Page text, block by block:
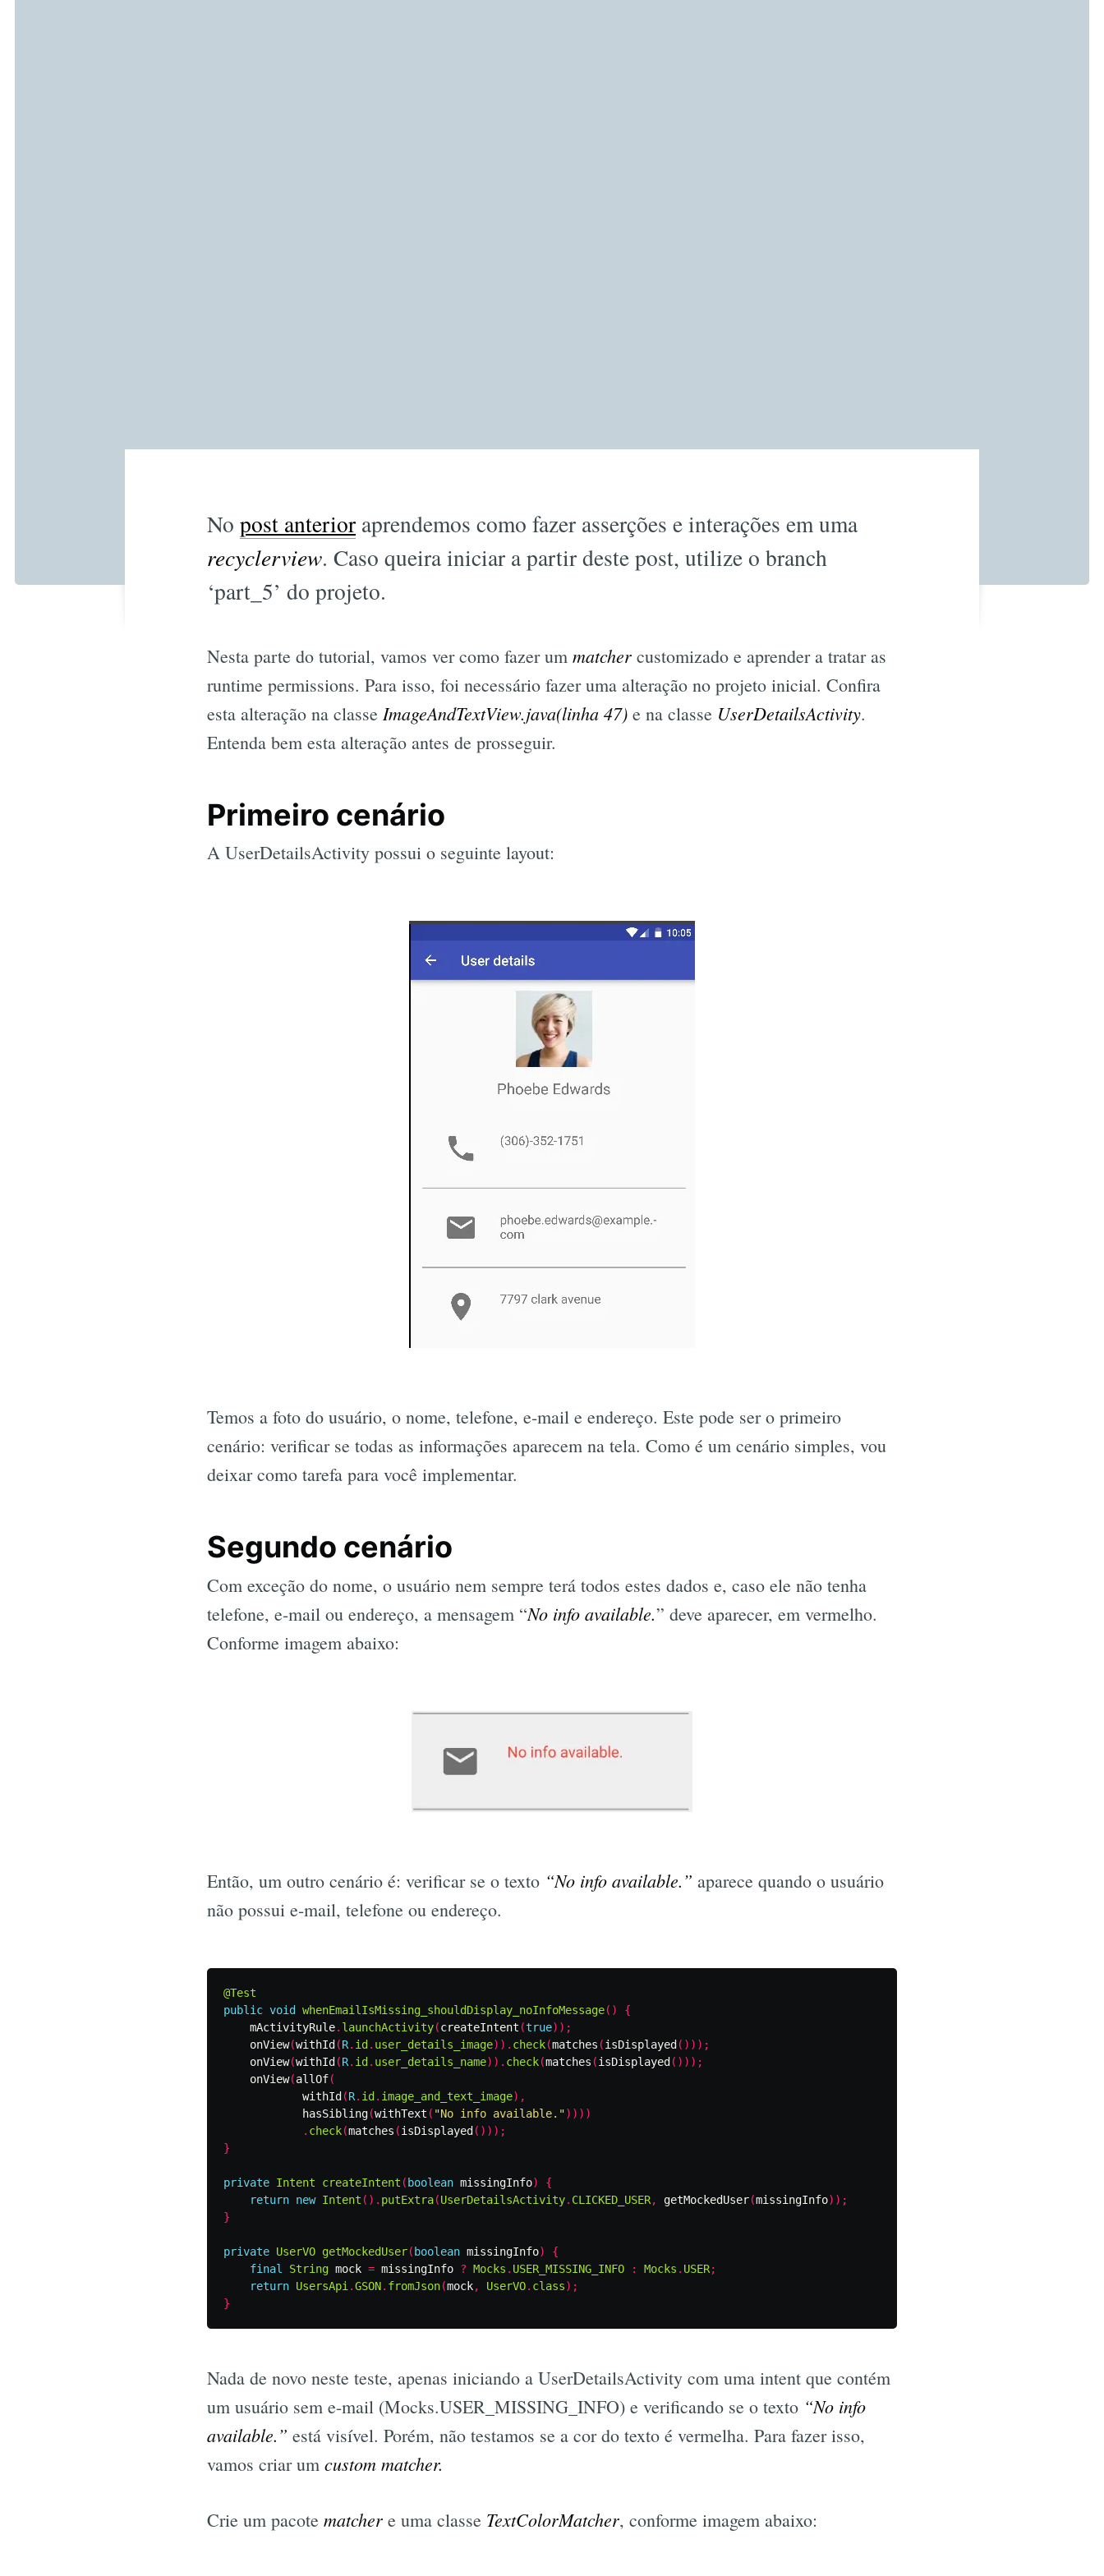
No post anterioraprendemos como fazer asserções e interações em uma
recyclerview. Caso queira iniciar a partir deste post, utilize o branch
‘part_5’ do projeto.
Nesta parte do tutorial, vamos ver como fazer um matcher customizado e aprender a tratar as
runtime permissions. Para isso, foi necessário fazer uma alteração no projeto inicial. Confira
esta alteração na classe ImageAndTextView.java(linha 47) e na classe UserDetailsActivity.
Entenda bem esta alteração antes de prosseguir.
Primeiro cenário
A UserDetailsActivity possui o seguinte layout:
Temos a foto do usuário, o nome, telefone, e-mail e endereço. Este pode ser o primeiro
cenário: verificar se todas as informações aparecem na tela. Como é um cenário simples, vou
deixar como tarefa para você implementar.
Segundo cenário
Com exceção do nome, o usuário nem sempre terá todos estes dados e, caso ele não tenha
telefone, e-mail ou endereço, a mensagem “No info available.” deve aparecer, em vermelho.
Conforme imagem abaixo:
Então, um outro cenário é: verificar se o texto “No info available.” aparece quando o usuário
não possui e-mail, telefone ou endereço.
@Test
public void whenEmailIsMissing_shouldDisplay_noInfoMessage()
{
mActivityRule. launchActivity(createIntent (true));
onView(withId(R. id. user_details_image)). check(matches (isDisplayed()));
onView(withId(R. id. user_details_name)). check(matches (isDisplayed()));
onView(allOf(
withId(R. id. image_and_text_image),
hasSibling(withText ( "No info available."))))
. check(matches (isDisplayed()));
}
private Intent createIntent (boolean missingInfo)
{
return new Intent (). putExtra(UserDetailsActivity. CLICKED_USER, getMockedUser(missingInfo));
}
private UserVO getMockedUser(boolean missingInfo)
{
final
String mock = missingInfo ? Mocks . USER_MISSING_INFO : Mocks . USER;
return UsersApi .GSON. fromJson(mock, UserVO. class);
}
Nada de novo neste teste, apenas iniciando a UserDetailsActivity com uma intent que contém
um usuário sem e-mail (Mocks.USER_MISSING_INFO) e verificando se o texto “No info
available.” está visível. Porém, não testamos se a cor do texto é vermelha. Para fazer isso,
vamos criar um custom matcher.
Crie um pacote matcher e uma classe TextColorMatcher, conforme imagem abaixo: